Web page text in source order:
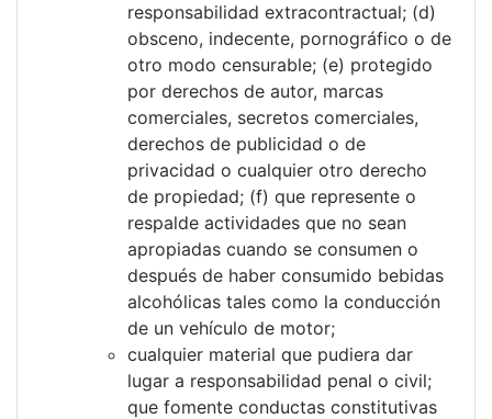
responsabilidad extracontractual; (d)
obsceno, indecente, pornográfico o de
otro modo censurable; (e) protegido
por derechos de autor, marcas
comerciales, secretos comerciales,
derechos de publicidad o de
privacidad o cualquier otro derecho
de propiedad; (f) que represente o
respalde actividades que no sean
apropiadas cuando se consumen o
después de haber consumido bebidas
alcohólicas tales como la conducción
de un vehículo de motor;
cualquier material que pudiera dar
lugar a responsabilidad penal o civil;
que fomente conductas constitutivas